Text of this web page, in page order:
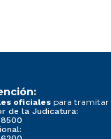
oficiales para tramitar
de la Judicatura: